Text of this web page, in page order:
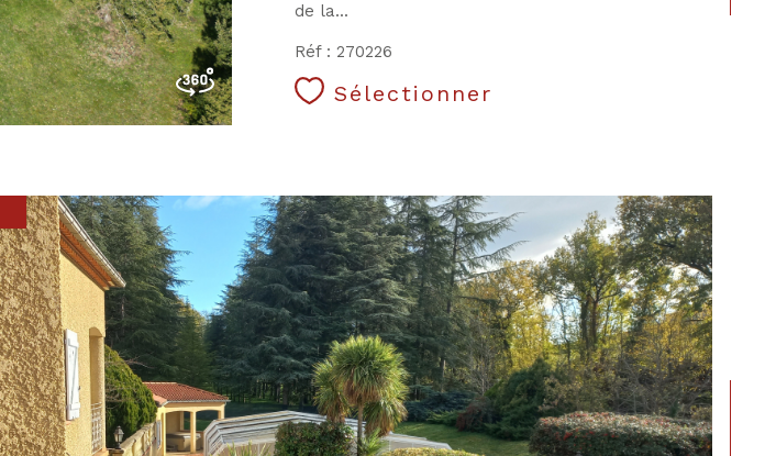
de la...
Réf : 270226
Sélectionner